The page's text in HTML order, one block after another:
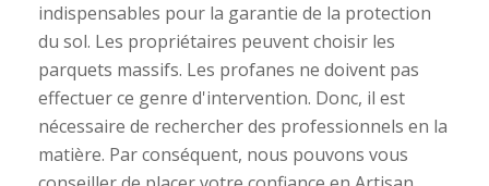
indispensables pour la garantie de la protection
du sol. Les propriétaires peuvent choisir les
parquets massifs. Les profanes ne doivent pas
effectuer ce genre d'intervention. Donc, il est
nécessaire de rechercher des professionnels en la
matière. Par conséquent, nous pouvons vous